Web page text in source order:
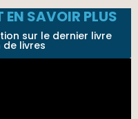
EN SAVOIR PLUS
sur le dernier livre
livres